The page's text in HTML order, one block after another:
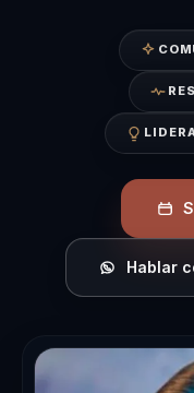
Hablar